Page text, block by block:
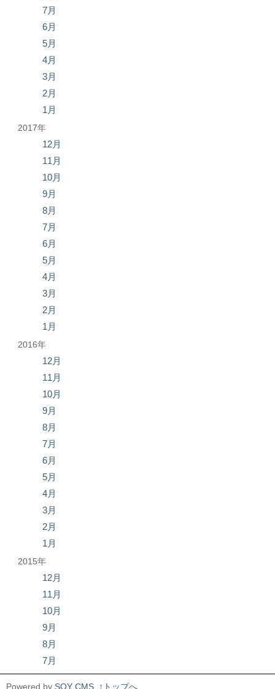
7月
6月
5月
4月
3月
2月
1月
2017年
12月
11月
10月
9月
8月
7月
6月
5月
4月
3月
2月
1月
2016年
12月
11月
10月
9月
8月
7月
6月
5月
4月
3月
2月
1月
2015年
12月
11月
10月
9月
8月
7月
Powered by SOY CMS ↑トップへ